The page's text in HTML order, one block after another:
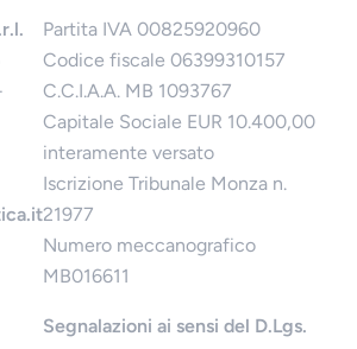
Partita IVA 00825920960
Codice fiscale 06399310157
C.C.I.A.A. MB 1093767
Capitale Sociale EUR 10.400,00
interamente versato
Iscrizione Tribunale Monza n.
21977
Numero meccanografico
MB016611
Segnalazioni ai sensi del D.Lgs.